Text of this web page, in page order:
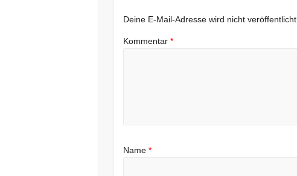
Deine E-Mail-Adresse wird nicht veröffentlicht.
Kommentar*
Name*